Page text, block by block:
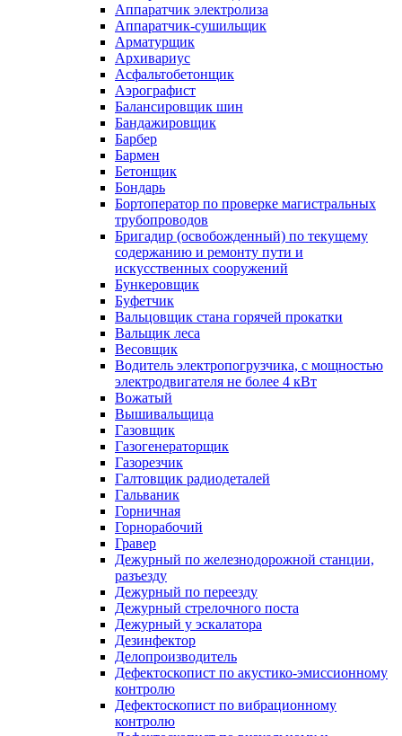
Аппаратчик электролиза
Аппаратчик-сушильщик
Арматурщик
Архивариус
Асфальтобетонщик
Аэрографист
Балансировщик шин
Бандажировщик
Барбер
Бармен
Бетонщик
Бондарь
Бортоператор по проверке магистральных
трубопроводов
Бригадир (освобожденный) по текущему
содержанию и ремонту пути и
искусственных сооружений
Бункеровщик
Буфетчик
Вальцовщик стана горячей прокатки
Вальщик леса
Весовщик
Водитель электропогрузчика, с мощностью
электродвигателя не более 4 кВт
Вожатый
Вышивальщица
Газовщик
Газогенераторщик
Газорезчик
Галтовщик радиодеталей
Гальваник
Горничная
Горнорабочий
Гравер
Дежурный по железнодорожной станции,
разъезду
Дежурный по переезду
Дежурный стрелочного поста
Дежурный у эскалатора
Дезинфектор
Делопроизводитель
Дефектоскопист по акустико-эмиссионному
контролю
Дефектоскопист по вибрационному
контролю